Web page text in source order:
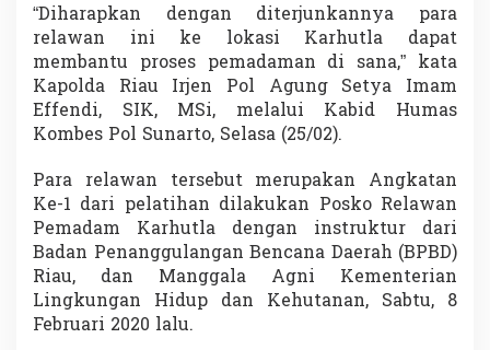
a
“Diharapkan dengan diterjunkannya para
relawan ini ke lokasi Karhutla dapat
membantu proses pemadaman di sana,” kata
Kapolda Riau Irjen Pol Agung Setya Imam
Effendi, SIK, MSi, melalui Kabid Humas
Kombes Pol Sunarto, Selasa (25/02).
Para relawan tersebut merupakan Angkatan
Ke-1 dari pelatihan dilakukan Posko Relawan
Pemadam Karhutla dengan instruktur dari
Badan Penanggulangan Bencana Daerah (BPBD)
Riau, dan Manggala Agni Kementerian
Lingkungan Hidup dan Kehutanan, Sabtu, 8
Februari 2020 lalu.